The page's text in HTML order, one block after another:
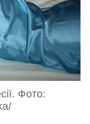
Фото: